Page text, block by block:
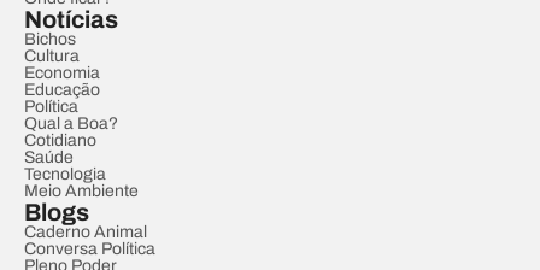
Notícias
Bichos
Cultura
Economia
Educação
Política
Qual a Boa?
Cotidiano
Saúde
Tecnologia
Meio Ambiente
Blogs
Caderno Animal
Conversa Política
Pleno Poder